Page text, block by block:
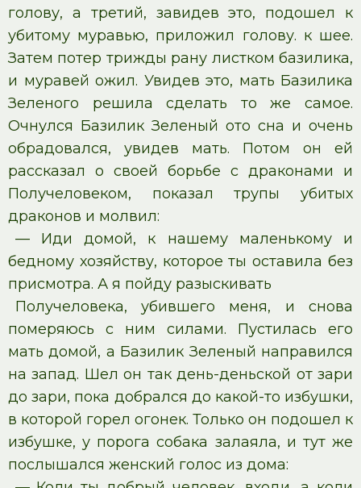
голову, а третий, завидев это, подошел к
убитому муравью, приложил голову. к шее.
Затем потер трижды рану листком базилика,
и муравей ожил. Увидев это, мать Базилика
Зеленого решила сделать то же самое.
Очнулся Базилик Зеленый ото сна и очень
обрадовался, увидев мать. Потом он ей
рассказал о своей борьбе с драконами и
Получеловеком, показал трупы убитых
драконов и молвил:
— Иди домой, к нашему маленькому и
бедному хозяйству, которое ты оставила без
присмотра. А я пойду разыскивать
Получеловека, убившего меня, и снова
померяюсь с ним силами. Пустилась его
мать домой, а Базилик Зеленый направился
на запад. Шел он так день-деньской от зари
до зари, пока добрался до какой-то избушки,
в которой горел огонек. Только он подошел к
избушке, у порога собака залаяла, и тут же
послышался женский голос из дома: